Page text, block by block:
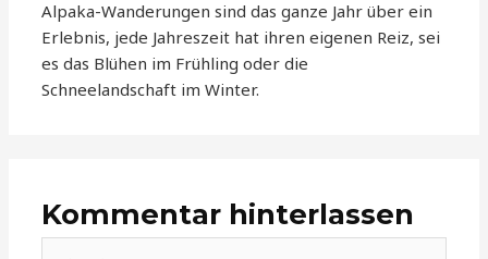
Alpaka-Wanderungen sind das ganze Jahr über ein
Erlebnis, jede Jahreszeit hat ihren eigenen Reiz, sei
es das Blühen im Frühling oder die
Schneelandschaft im Winter.
Kommentar hinterlassen